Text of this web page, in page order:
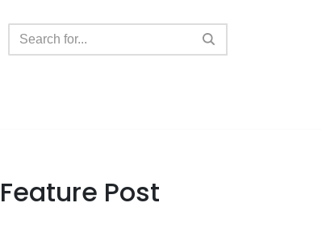
Feature Post